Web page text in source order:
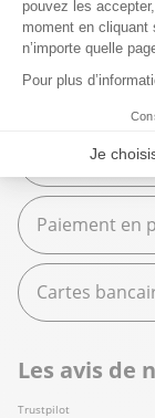
Moyens de
Espèces
Paiement en
Cartes
Les avis de
Trustpilot